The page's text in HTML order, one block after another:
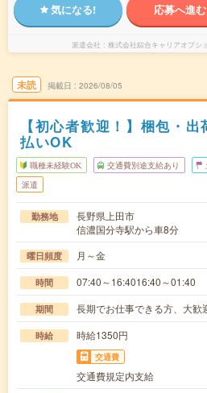
気になる! 応募へ進む
派遣会社 株式会社綜合キャリアオプシ
未読 掲載日 2026/08/05
【初心者歓迎！】梱包・
払いOK
職種未経験OK 交通費別途支給あり
派遣
勤務地
長野県上田市
信濃国分寺駅から車8分
曜日頻度 月～金
時間 07:40～16:4016:40～01:40
期間 長期でお仕事できる方、大歓
時給 時給1350円
交通費
交通費規定内支給